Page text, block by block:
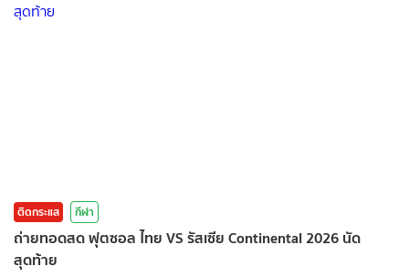
ติดกระแส กีฬา
ถ่ายทอดสด ฟุตซอล ไทย VS รัสเซีย Continental 2026 นัด
สุดท้าย